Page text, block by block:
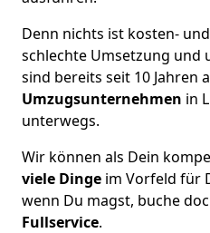
Denn nichts ist kosten-
schlechte Umsetzung und
sind bereits seit 10 Jahren
Umzugsunternehmen in
unterwegs.
Wir können als Dein
viele Dinge im Vorfeld für
wenn Du magst, buche
Fullservice.